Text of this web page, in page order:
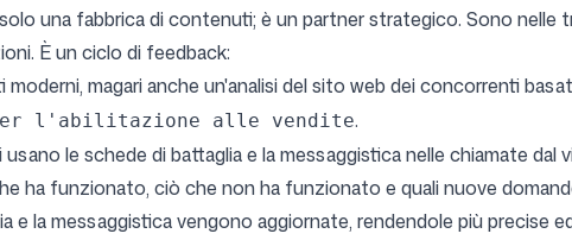
una fabbrica di contenuti; è un partner strategico. Sono nelle
È un ciclo di feedback:
magari anche un'analisi del sito web dei concorrenti
l'abilitazione alle vendite.
le schede di battaglia e la messaggistica nelle chiamate dal
ha funzionato, ciò che non ha funzionato e quali nuove
e la messaggistica vengono aggiornate, rendendole più precise